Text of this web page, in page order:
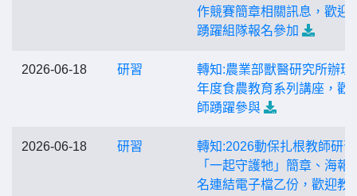
作競賽簡章相關訊息，歡迎
踴躍組隊報名參加
2026-06-18 研習
轉知:農業部獸醫研究所辦理
年度食農教育系列講座，歡
師踴躍參與
2026-06-18 研習
轉知:2026動保扎根教師研習
「一起守護牠」簡章、海報
名連結電子檔乙份，歡迎教